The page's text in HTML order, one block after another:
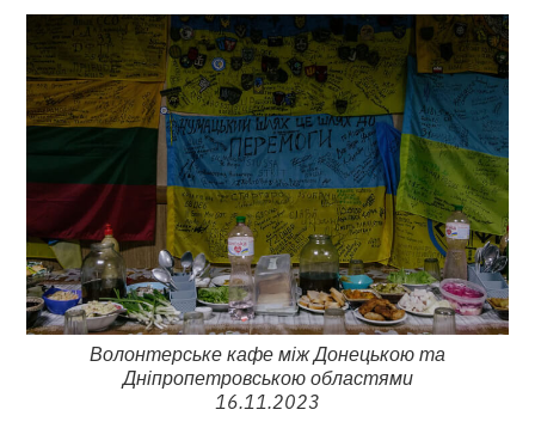
Волонтерське кафе між Донецькою та
Дніпропетровською областями
16.11.2023